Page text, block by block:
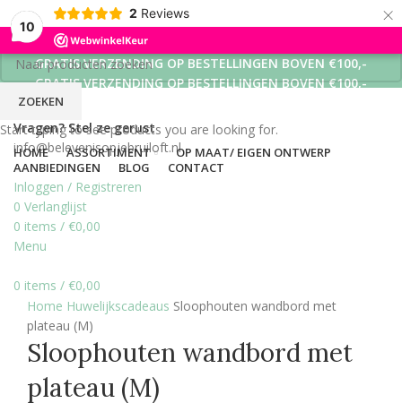
10
2 Reviews ×
GRATIS VERZENDING OP BESTELLINGEN BOVEN €100,-
GRATIS VERZENDING OP BESTELLINGEN BOVEN €100,-
GRATIS VERZENDING OP BESTELLINGEN BOVEN €100,-
Vragen? Stel ze gerust
info@belevenisopjebruiloft.nl
Inloggen / Registreren
0 Verlanglijst
0 items / €0,00
Menu
0 items / €0,00
HOME ASSORTIMENT
OP MAAT/ EIGEN ONTWERP
AANBIEDINGEN
BLOG CONTACT
Click to enlarge
Home Huwelijkscadeaus Sloophouten wandbord met
plateau (M)
Sloophouten wandbord met
plateau (M)
ZOEKEN
Start typing to see products you are looking for.